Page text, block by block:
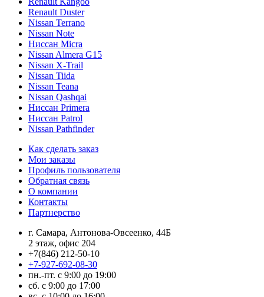
Renault Duster
Nissan Terrano
Nissan Note
Ниссан Micra
Nissan Almera G15
Nissan X-Trail
Nissan Tiida
Nissan Teana
Nissan Qashqai
Ниссан Primera
Ниссан Patrol
Nissan Pathfinder
Как сделать заказ
Мои заказы
Профиль пользователя
Обратная связь
О компании
Контакты
Партнерство
г. Самара, Антонова-Овсеенко, 44Б
2 этаж, офис 204
+7(846) 212-50-10
+7-927-692-08-30
пн.-пт. с 9:00 до 19:00
сб. с 9:00 до 17:00